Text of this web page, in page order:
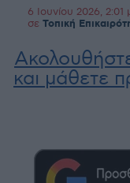
6 Ιουνίου 2026, 2:01
σε Τοπική
και μάθετε